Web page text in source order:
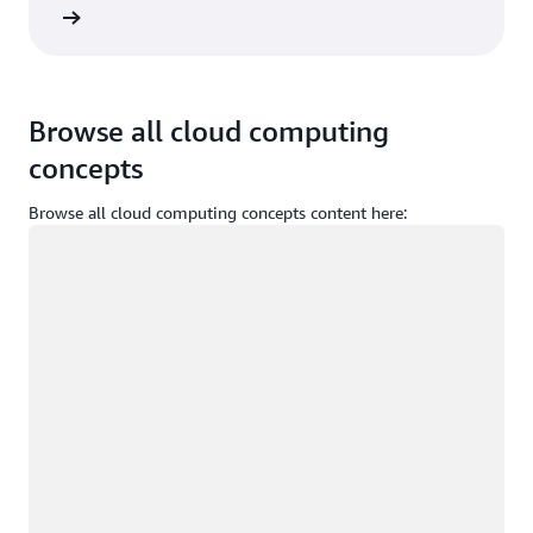
Browse all cloud computing
concepts
Browse all cloud computing concepts content here: